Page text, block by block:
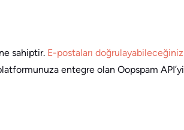
sahiptir. E-postaları doğrulayabileceğiniz
entegre olan Oopspam API’yi